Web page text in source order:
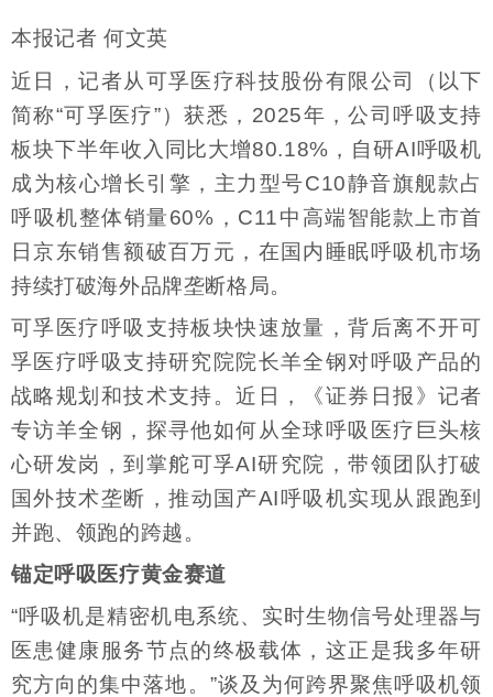
本报记者 何文英
近日，记者从可孚医疗科技股份有限公司（以下
简称“可孚医疗”）获悉，2025年，公司呼吸支持
板块下半年收入同比大增80.18%，自研AI呼吸机
成为核心增长引擎，主力型号C10静音旗舰款占
呼吸机整体销量60%，C11中高端智能款上市首
日京东销售额破百万元，在国内睡眠呼吸机市场
持续打破海外品牌垄断格局。
可孚医疗呼吸支持板块快速放量，背后离不开可
孚医疗呼吸支持研究院院长羊全钢对呼吸产品的
战略规划和技术支持。近日，《证券日报》记者
专访羊全钢，探寻他如何从全球呼吸医疗巨头核
心研发岗，到掌舵可孚AI研究院，带领团队打破
国外技术垄断，推动国产AI呼吸机实现从跟跑到
并跑、领跑的跨越。
锚定呼吸医疗黄金赛道
“呼吸机是精密机电系统、实时生物信号处理器与
医患健康服务节点的终极载体，这正是我多年研
究方向的集中落地。”谈及为何跨界聚焦呼吸机领